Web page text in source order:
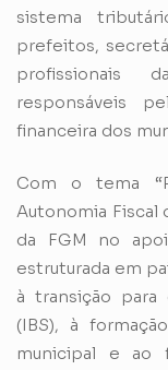
sistema
prefeitos,
profissionais
responsáveis
financeira dos
Com o tema
Autonomia Fiscal
da FGM no
estruturada em
à transição
(IBS), à
municipal e ao